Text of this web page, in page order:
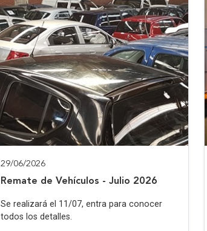
29/06/2026
Remate de Vehículos - Julio 2026
Se realizará el 11/07, entra para conocer
todos los detalles.